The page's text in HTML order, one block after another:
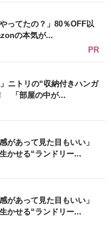
ってたの？」80％OFF以
の本気が...
PR
ニトリの“収納付きハンガ
「部屋の中が...
があって見た目もいい」
かせる“ランドリー...
があって見た目もいい」
かせる“ランドリー...